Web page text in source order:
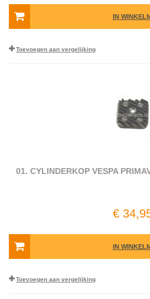
IN
Toevoegen aan vergelijking
01. CYLINDERKOP VESPA
€
IN
Toevoegen aan vergelijking